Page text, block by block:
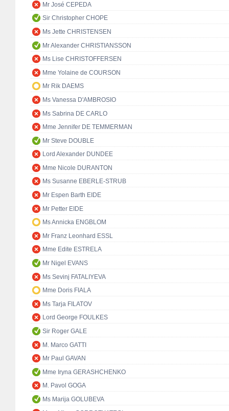
Mr José CEPEDA
Sir Christopher CHOPE
Ms Jette CHRISTENSEN
Mr Alexander CHRISTIANSSON
Ms Lise CHRISTOFFERSEN
Mme Yolaine de COURSON
Mr Rik DAEMS
Ms Vanessa D'AMBROSIO
Ms Sabrina DE CARLO
Mme Jennifer DE TEMMERMAN
Mr Steve DOUBLE
Lord Alexander DUNDEE
Mme Nicole DURANTON
Ms Susanne EBERLE-STRUB
Mr Espen Barth EIDE
Mr Petter EIDE
Ms Annicka ENGBLOM
Mr Franz Leonhard ESSL
Mme Edite ESTRELA
Mr Nigel EVANS
Ms Sevinj FATALIYEVA
Mme Doris FIALA
Ms Tarja FILATOV
Lord George FOULKES
Sir Roger GALE
M. Marco GATTI
Mr Paul GAVAN
Mme Iryna GERASHCHENKO
M. Pavol GOGA
Ms Marija GOLUBEVA